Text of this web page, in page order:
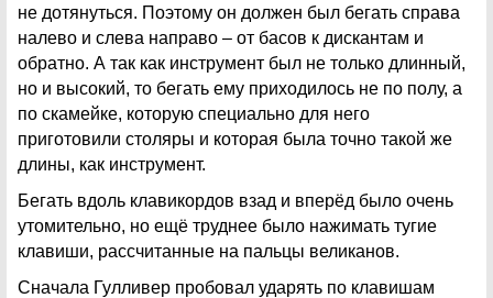
не дотянуться. Поэтому он должен был бегать справа
налево и слева направо – от басов к дискантам и
обратно. А так как инструмент был не только длинный,
но и высокий, то бегать ему приходилось не по полу, а
по скамейке, которую специально для него
приготовили столяры и которая была точно такой же
длины, как инструмент.
Бегать вдоль клавикордов взад и вперёд было очень
утомительно, но ещё труднее было нажимать тугие
клавиши, рассчитанные на пальцы великанов.
Сначала Гулливер пробовал ударять по клавишам